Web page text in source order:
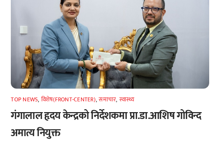
TOP NEWS, विशेष(FRONT-CENTER),समाचार, स्वास्थ्य
गंगालाल हृदय केन्द्रको निर्देशकमा प्रा.डा.आशिष गोविन्द
अमात्य नियुक्त